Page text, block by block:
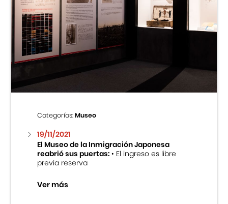
Categorías:Museo
19/11/2021
El Museo de la Inmigración Japonesa
reabrió sus puertas:• El ingreso es libre
previa reserva
Ver más